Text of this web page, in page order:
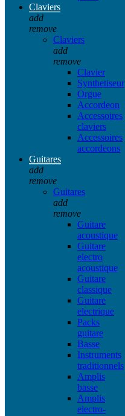
Claviers
add
remove
Claviers
add
remove
Clavier
Synthetiseur
Orgue
Accordeon
Accessoires
claviers
Accessoires
accordeons
Guitares
add
remove
Guitares
add
remove
Guitare
acoustique
Guitare
electro
acoustique
Guitare
classique
Guitare
electrique
Packs
guitare
Basse
Instruments
traditionnels
Amplis
basse
Amplis
electro-